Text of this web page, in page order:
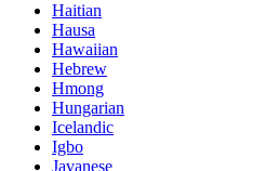
Haitian
Hausa
Hawaiian
Hebrew
Hmong
Hungarian
Icelandic
Igbo
Javanese